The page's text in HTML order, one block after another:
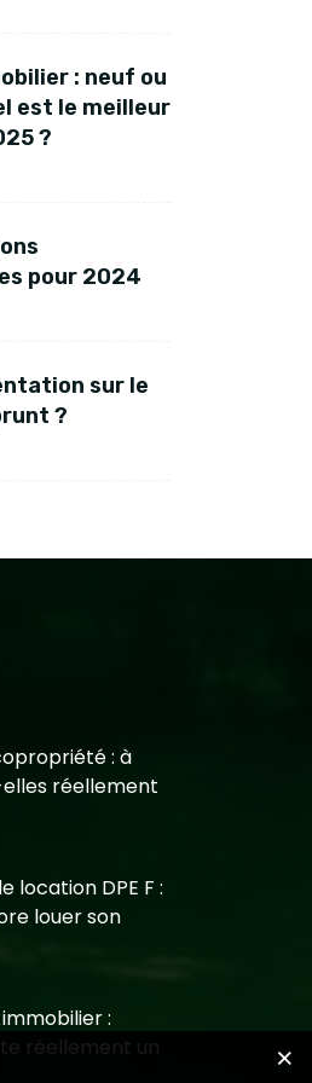
: neuf ou
est le meilleur
?
pour 2024
sur le
?
: à
réellement
location DPE F :
louer son
:
réellement un